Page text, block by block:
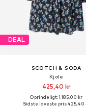
DEAL
SCOTCH & SODA
Kjole
425,40 kr
Oprindeligt: 1.185,00 kr
Sidste laveste pris:425,40